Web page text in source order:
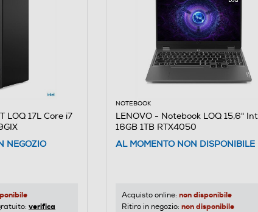
LOQ 17L Core i7
NEGOZIO
verifica
NOTEBOOK
LENOVO - Notebook LOQ 15,6"
16GB 1TB RTX4050
AL MOMENTO NON DISPONIBILE
Acquisto online: non disponibile
Ritiro in negozio: non disponibile